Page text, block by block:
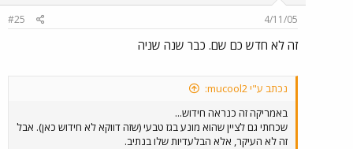
4/11/05
#25
זה לא חדש כם שם. כבר שנה שניה
נכתב ע"י mucool2:
באמריקה זה כנראה חידוש...
שכחתי גם לציין שהוא מונע בגז טבעי (שזה דווקא לא חידוש כאן). אבל
זה לא העיקר, אלא הבלעדיות שלו בנתיב.